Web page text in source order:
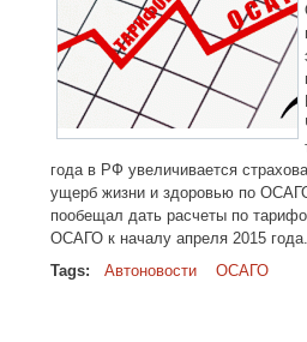
года в РФ увеличивается
ущерб жизни и здоровью по
пообещал дать расчеты по
ОСАГО к началу апреля 2015 года.
Tags:
Автоновости ОСАГО